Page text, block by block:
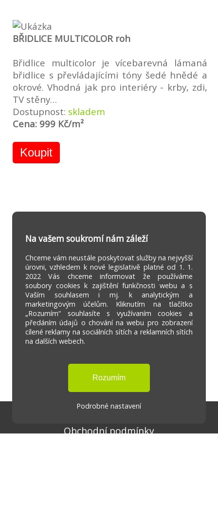
BŘIDLICE MULTICOLOR roh
Břidlice multicolor je vícebarevná lámaná
břidlice s převládajícími tóny šedé hnědé a
okrové. Vhodná jak pro interiéry - krby, zdi,
TV stěny…
Dostupnost: skladem
Cena: 999 Kč/m²
Koupit
Na vašem soukromí nám záleží
Chceme vám neustále poskytovat služby na nejvyšší
úrovni, vzhledem k nové legislativě platné od 1. 1.
2022 Vás chceme informovat že používáme
soubory cookies k zajištění funkčnosti webu a s
Vaším souhlasem i mj. k analytickým a
marketingovým účelům. Kliknutím na tlačítko
„Rozumím“ souhlasíte s využívaním cookies a
předáním údajů o chování na webu pro zobrazení
cílené reklamy na sociálních sítích a reklamních sítích
na dalších webech.
Podrobné nastavení
Obchodní podmínky